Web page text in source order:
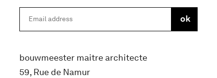
bouwmeester maitre architecte
59, Rue de Namur